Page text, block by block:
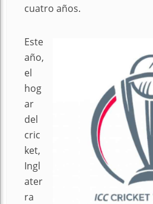
cuatro años.
Este
año,
el
hog
ar
del
cric
ket,
Ingl
ater
ra